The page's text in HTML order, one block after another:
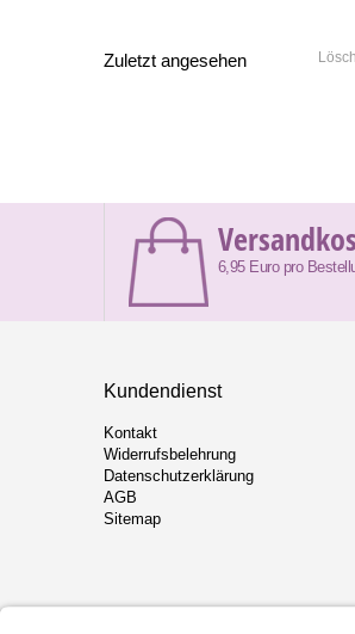
Zuletzt angesehen
6,95 Euro pro
Kundendienst
Kontakt
Widerrufsbelehrung
Datenschutzerklärung
AGB
Sitemap